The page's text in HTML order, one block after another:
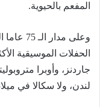
المفعم بالحيوية.
وعلى
الحفلات الموسيقية
جاردنز، وأوبرا
لندن، ولا سكالا في